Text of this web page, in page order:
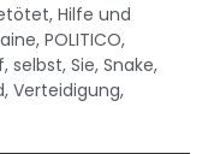
, Hilfe und
, POLITICO,
, selbst, Sie, Snake,
, Verteidigung,